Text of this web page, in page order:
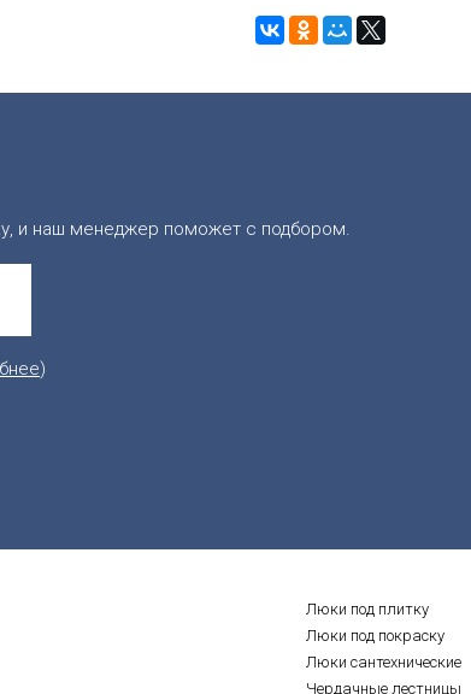
и наш менеджер поможет с подбором.
)
Люки под плитку
Люки под покраску
Люки сантехнические
Чердачные лестницы